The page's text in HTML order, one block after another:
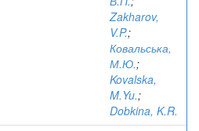
Zakharov,
V.P.;
Ковальська,
М.Ю.;
Kovalska,
M.Yu.;
Dobkina, K.R.